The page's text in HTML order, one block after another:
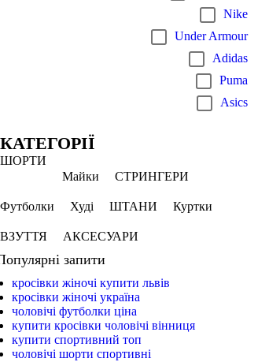
Nike
Under Armour
Adidas
Puma
Asics
КАТЕГОРІЇ
ШОРТИ
Майки
СТРИНГЕРИ
Футболки Худі ШТАНИ Куртки
ВЗУТТЯ АКСЕСУАРИ
запити
кросівки жіночі купити львів
кросівки жіночі україна
чоловічі футболки ціна
купити кросівки чоловічі вінниця
купити спортивний топ
чоловічі шорти спортивні